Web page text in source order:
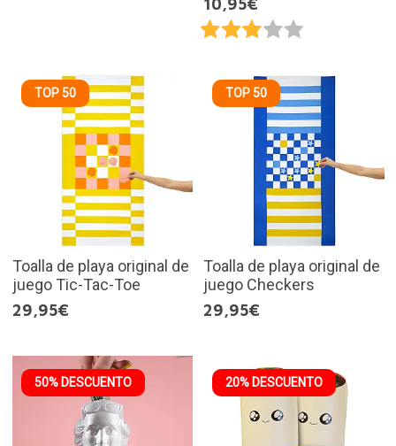
10,95€
TOP 50
Toalla de playa original de
juego Tic-Tac-Toe
29,95€
TOP 50
Toalla de playa original de
juego Checkers
29,95€
50% DESCUENTO 20% DESCUENTO